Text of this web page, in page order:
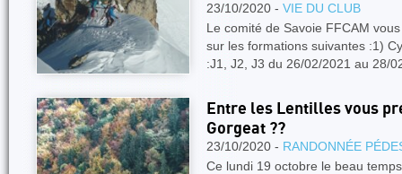
23/10/2020 - VIE DU CLUB
Le comité de Savoie FFCAM
sur les formations suivantes :1)
:J1, J2, J3 du 26/02/2021 au 28/
Entre les Lentilles vous
Gorgeat ??
23/10/2020 - RANDONNÉE
Ce lundi 19 octobre le beau